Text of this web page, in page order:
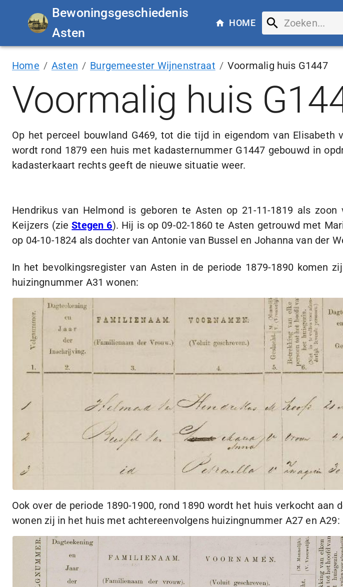
Bewoningsgeschiedenis
Asten
HOME
Home / Asten / Burgemeester Wijnenstraat / Voormalig huis G1447
Voormalig huis
Op het perceel bouwland G469, tot die tijd in eigendom van Elisabeth
wordt rond 1879 een huis met kadasternummer G1447 gebouwd in
kadasterkaart rechts geeft de nieuwe situatie weer.
Hendrikus van Helmond is geboren te Asten op 21-11-1819 als zoon
Keijzers (zieStegen 6). Hij is op 09-02-1860 te Asten getrouwd met
op 04-10-1824 als dochter van Antonie van Bussel en Johanna van der
In het bevolkingsregister van Asten in de periode 1879-1890komen zij
huizingnummer A31 wonen:
Ook over de periode 1890-1900, rond 1890 wordt het huis verkocht aan
wonen zij in het huis met achtereenvolgens huizingnummer A27 en A29: